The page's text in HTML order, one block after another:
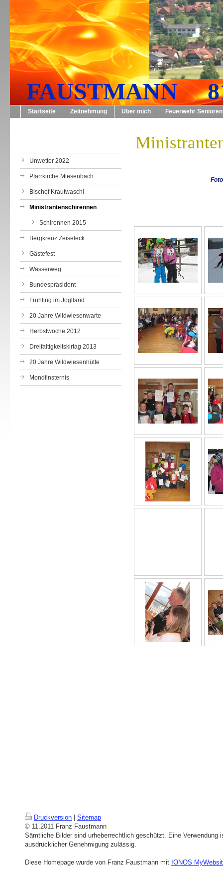
FAUSTMANN
Startseite Zeitnehmung Über mich Feuerwehr Senioren
Unwetter 2022
Pfarrkirche Miesenbach
Bischof Krautwaschl
Ministrantenschirennen
Schirennen 2015
Bergkreuz Zeiseleck
Gästefest
Wasserweg
Bundespräsident
Frühling im Joglland
20 Jahre Wildwiesenwarte
Herbstwoche 2012
Dreifaltigkeitskirtag 2013
20 Jahre Wildwiesenhütte
Mondfinsternis
Druckversion
Sitemap
© 11.2011 Franz Faustmann
Sämtliche Bilder sind urheberrechtlich geschützt. Eine Verwendung
ausdrücklicher Genehmigung zulässig.
Diese Homepage wurde von Franz Faustmann mit IONOS